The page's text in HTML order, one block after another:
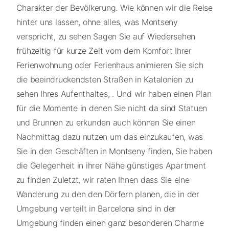
Charakter der Bevölkerung. Wie können wir die Reise
hinter uns lassen, ohne alles, was Montseny
verspricht, zu sehen Sagen Sie auf Wiedersehen
frühzeitig für kurze Zeit vom dem Komfort Ihrer
Ferienwohnung oder Ferienhaus animieren Sie sich
die beeindruckendsten Straßen in Katalonien zu
sehen Ihres Aufenthaltes, . Und wir haben einen Plan
für die Momente in denen Sie nicht da sind Statuen
und Brunnen zu erkunden auch können Sie einen
Nachmittag dazu nutzen um das einzukaufen, was
Sie in den Geschäften in Montseny finden, Sie haben
die Gelegenheit in ihrer Nähe günstiges Apartment
zu finden Zuletzt, wir raten Ihnen dass Sie eine
Wanderung zu den den Dörfern planen, die in der
Umgebung verteilt in Barcelona sind in der
Umgebung finden einen ganz besonderen Charme